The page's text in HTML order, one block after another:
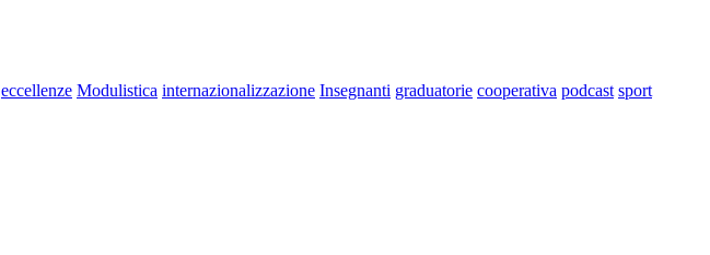
eccellenze Modulistica internazionalizzazione Insegnanti graduatorie cooperativa podcast sport